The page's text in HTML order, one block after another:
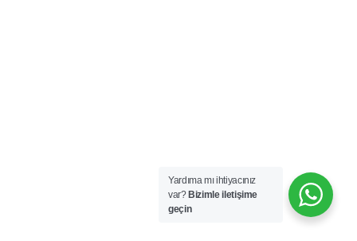
Yardıma mı ihtiyacınız
var? Bizimle iletişime
geçin